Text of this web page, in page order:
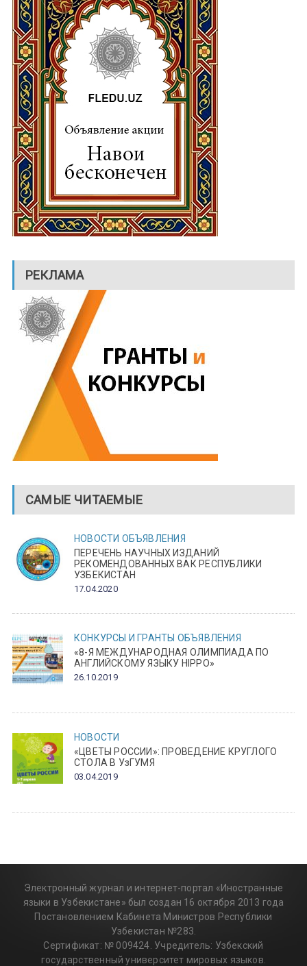
РЕКЛАМА
САМЫЕ ЧИТАЕМЫЕ
НОВОСТИ ОБЪЯВЛЕНИЯ
ПЕРЕЧЕНЬ НАУЧНЫХ ИЗДАНИЙ
РЕКОМЕНДОВАННЫХ ВАК РЕСПУБЛИКИ
УЗБЕКИСТАН
17.04.2020
КОНКУРСЫ И ГРАНТЫ ОБЪЯВЛЕНИЯ
«8-Я МЕЖДУНАРОДНАЯ ОЛИМПИАДА ПО
АНГЛИЙСКОМУ ЯЗЫКУ HIPPO»
26.10.2019
НОВОСТИ
«ЦВЕТЫ РОССИИ»: ПРОВЕДЕНИЕ КРУГЛОГО
СТОЛА В УзГУМЯ
03.04.2019
Электронный журнал и интернет-портал «Иностранные
языки в Узбекистане» был создан 16 октября 2013 года
Постановлением Кабинета Министров Республики
Узбекистан №283.
Сертификат: № 009424. Учредитель: Узбекский
государственный университет мировых языков.